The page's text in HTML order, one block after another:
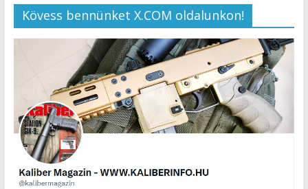
Kövess bennünket X.COM oldalunkon!